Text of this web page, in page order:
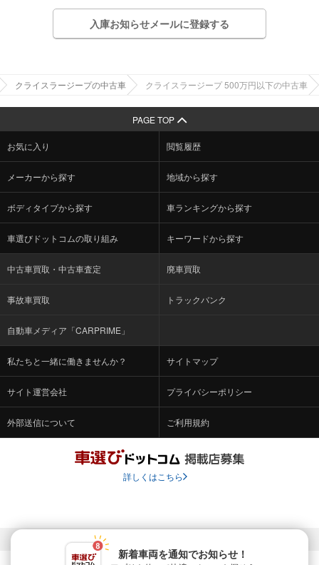
入庫お知らせメールに登録する
新着車両を通知でお知らせ！
クライスラージープの中古車 クライスラージープ 500万円以下の中古車
PAGE TOP
お気に入り 閲覧履歴
メーカーから探す 地域から探す
ボディタイプから探す 車ランキングから探す
車選びドットコムの取り組み キーワードから探す
中古車買取・中古車査定 廃車買取
事故車買取 トラックバンク
自動車メディア「CARPRIME」
私たちと一緒に働きませんか？ サイトマップ
サイト運営会社 プライバシーポリシー
外部送信について ご利用規約
詳しくはこちら
© Fabrica Communications Co., LTD.